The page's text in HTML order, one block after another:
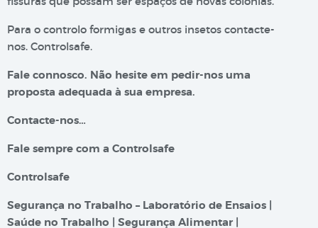
Para o controlo formigas e outros insetos contacte-
nos. Controlsafe.
Fale connosco. Não hesite em pedir-nos uma
proposta adequada à sua empresa.
Contacte-nos…
Fale sempre com a Controlsafe
Controlsafe
Segurança no Trabalho – Laboratório de Ensaios |
Saúde no Trabalho | Segurança Alimentar |